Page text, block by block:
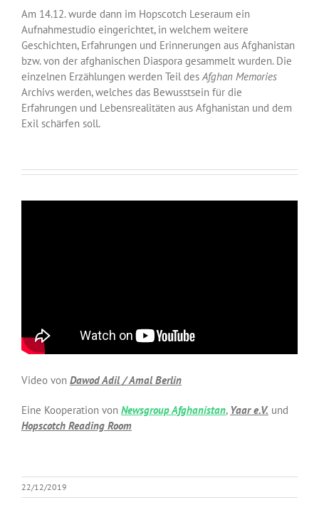
Am 14.12. wurde dann im Hopscotch Leseraum ein
Aufnahmestudio eingerichtet, in welchem weitere
Geschichten, Erfahrungen und Erinnerungen aus Afghanistan
bzw. von der afghanischen Diaspora gesammelt wurden. Die
einzelnen Erzählungen werden Teil desAfghan Memories
Archivs werden, welches das Bewusstsein für die
Erfahrungen und Lebensrealitäten aus Afghanistan und dem
Exil schärfen soll.
Video von Dawod Adil / Amal Berlin
Eine Kooperation von Newsgroup Afghanistan, Yaar e.V. und
Hopscotch Reading Room
22/12/2019